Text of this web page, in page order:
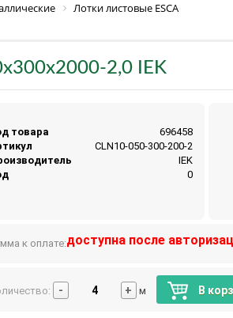
Лотки листовые ESCA
2,0 IEK
товара
696458
CLN10-050-300-200-2
IEK
0
к оплате:доступна после
- + м В